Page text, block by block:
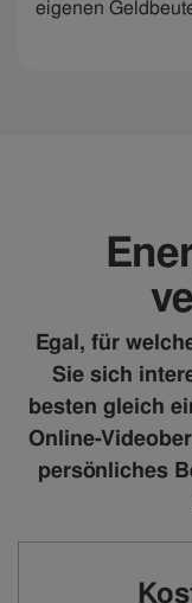
eigenen
der Dusche
Egal, für
Sie sich
besten gleich
Online-
persönliches